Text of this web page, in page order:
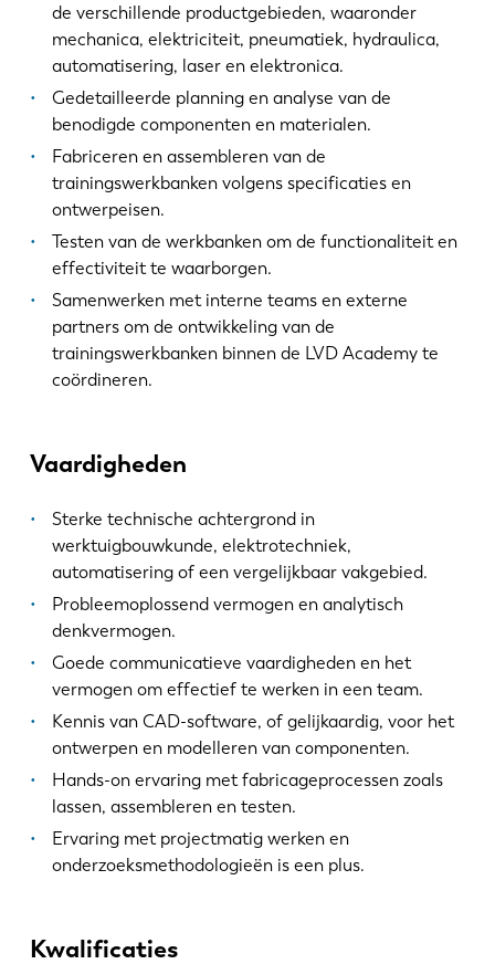
de verschillende productgebieden, waaronder
mechanica, elektriciteit, pneumatiek, hydraulica,
automatisering, laser en elektronica.
Gedetailleerde planning en analyse van de
benodigde componenten en materialen.
Fabriceren en assembleren van de
trainingswerkbanken volgens specificaties en
ontwerpeisen.
Testen van de werkbanken om de functionaliteit en
effectiviteit te waarborgen.
Samenwerken met interne teams en externe
partners om de ontwikkeling van de
trainingswerkbanken binnen de LVD Academy te
coördineren.
Vaardigheden
Sterke technische achtergrond in
werktuigbouwkunde, elektrotechniek,
automatisering of een vergelijkbaar vakgebied.
Probleemoplossend vermogen en analytisch
denkvermogen.
Goede communicatieve vaardigheden en het
vermogen om effectief te werken in een team.
Kennis van CAD-software, of gelijkaardig, voor het
ontwerpen en modelleren van componenten.
Hands-on ervaring met fabricageprocessen zoals
lassen, assembleren en testen.
Ervaring met projectmatig werken en
onderzoeksmethodologieën is een plus.
Kwalificaties